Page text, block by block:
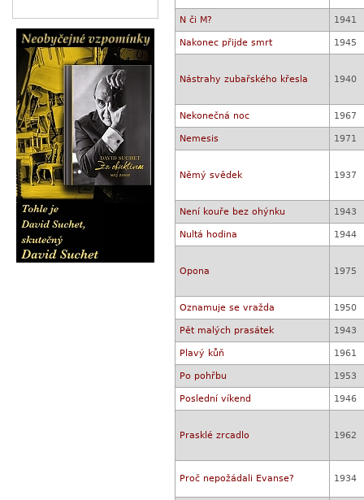
N či M? 1941
Nakonec přijde smrt 1945
Nástrahy zubařského křesla 1940
Nekonečná noc 1967
Nemesis 1971
Němý svědek 1937
Není kouře bez ohýnku 1943
Nultá hodina 1944
Opona 1975
Oznamuje se vražda 1950
Pět malých prasátek 1943
Plavý kůň 1961
Po pohřbu 1953
Poslední víkend 1946
Prasklé zrcadlo 1962
Proč nepožádali Evanse? 1934